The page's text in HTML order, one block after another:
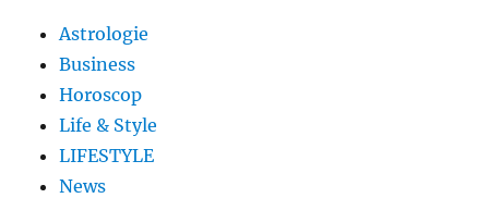
Astrologie
Business
Horoscop
Life & Style
LIFESTYLE
News